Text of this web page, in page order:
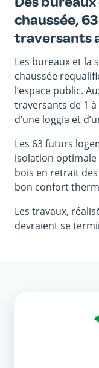
chaussée,
traversants
Les bureaux et la
chaussée
l’espace public.
traversants de 1
d’une loggia et
Les 63 futurs
isolation optimale
bois en retrait
bon confort
Les travaux,
devraient se